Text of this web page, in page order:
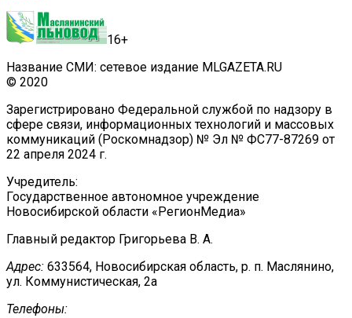
16+
Название СМИ: сетевое издание MLGAZETA.RU
© 2020
Зарегистрировано Федеральной службой по надзору в
сфере связи, информационных технологий и массовых
коммуникаций (Роскомнадзор) № Эл № ФС77-87269 от
22 апреля 2024 г.
Учредитель:
Государственное автономное учреждение
Новосибирской области «РегионМедиа»
Главный редактор Григорьева В. А.
Адрес: 633564, Новосибирская область, р. п. Маслянино,
ул. Коммунистическая, 2а
Телефоны: